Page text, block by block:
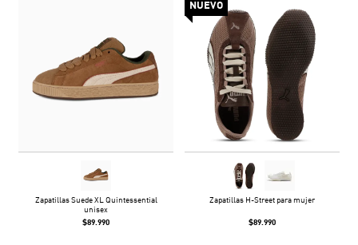
Zapatillas Suede XL Quintessential
unisex
$89.990
NUEVO
Zapatillas H-Street para mujer
$89.990